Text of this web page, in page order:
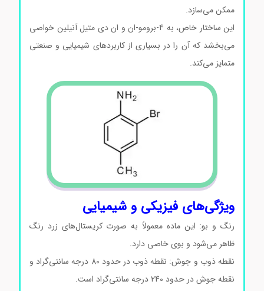
ممکن می‌سازد.
این ساختار خاص، به 4-برومو-ان و ان دی متیل آنیلین خواصی
می‌بخشد که آن را در بسیاری از کاربردهای شیمیایی و صنعتی
متمایز می‌کند.
ویژگی‌های فیزیکی و شیمیایی
رنگ و بو: این ماده معمولاً به صورت کریستال‌های زرد رنگ
ظاهر می‌شود و بوی خاصی دارد.
نقطه ذوب و جوش: نقطه ذوب در حدود 80 درجه سانتی‌گراد و
نقطه جوش در حدود 240 درجه سانتی‌گراد است.